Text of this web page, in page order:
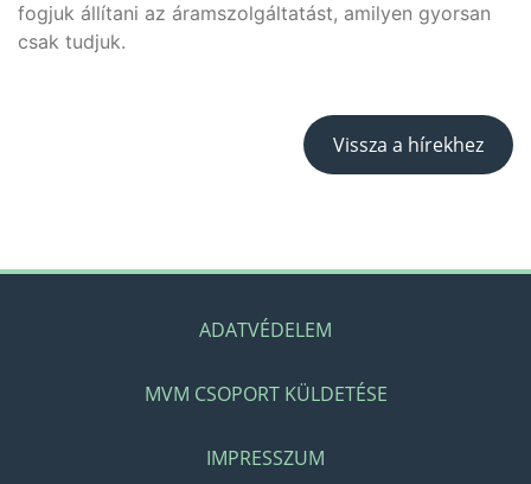
fogjuk állítani az áramszolgáltatást, amilyen gyorsan
csak tudjuk.
Vissza a hírekhez
ADATVÉDELEM
MVM CSOPORT KÜLDETÉSE
IMPRESSZUM